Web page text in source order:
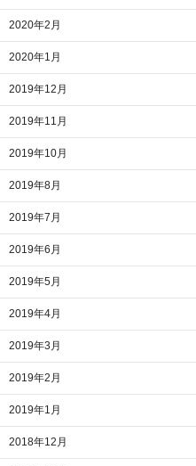
2020年2月
2020年1月
2019年12月
2019年11月
2019年10月
2019年8月
2019年7月
2019年6月
2019年5月
2019年4月
2019年3月
2019年2月
2019年1月
2018年12月